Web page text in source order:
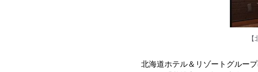
北海道ホテル＆リゾートグルー